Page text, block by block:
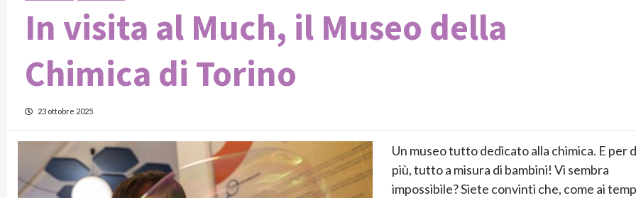
In visita al Much, il Museo della
Chimica di Torino
23 ottobre 2025
Un museo tutto dedicato alla chimica. E per
più, tutto a misura di bambini! Vi sembra
impossibile? Siete convinti che, come ai